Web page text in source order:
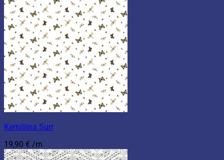
Kerniliina Surr
19,90 € /m